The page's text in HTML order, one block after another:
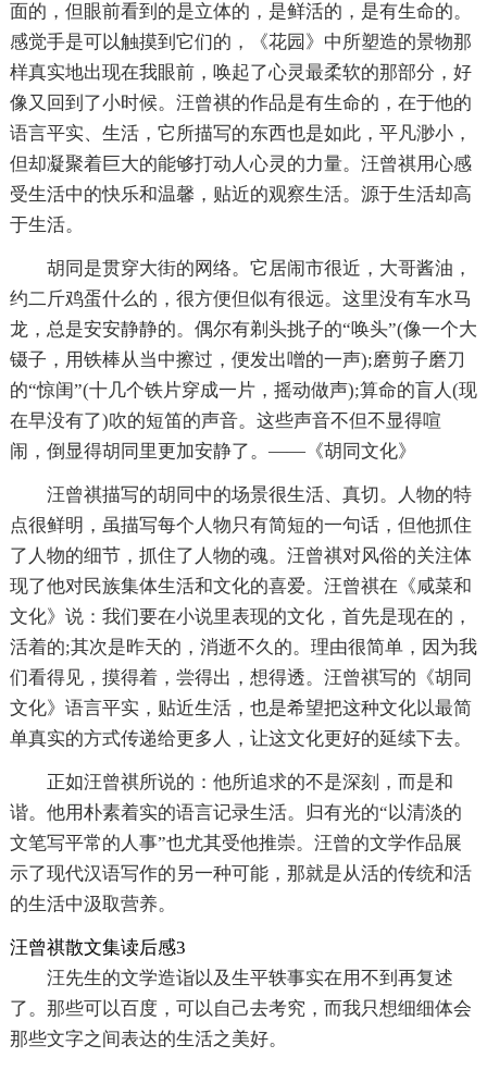
面的，但眼前看到的是立体的，是鲜活的，是有生命的。
感觉手是可以触摸到它们的，《花园》中所塑造的景物那
样真实地出现在我眼前，唤起了心灵最柔软的那部分，好
像又回到了小时候。汪曾祺的作品是有生命的，在于他的
语言平实、生活，它所描写的东西也是如此，平凡渺小，
但却凝聚着巨大的能够打动人心灵的力量。汪曾祺用心感
受生活中的快乐和温馨，贴近的观察生活。源于生活却高
于生活。
胡同是贯穿大街的网络。它居闹市很近，大哥酱油，
约二斤鸡蛋什么的，很方便但似有很远。这里没有车水马
龙，总是安安静静的。偶尔有剃头挑子的“唤头”(像一个大
镊子，用铁棒从当中擦过，便发出噌的一声);磨剪子磨刀
的“惊闺”(十几个铁片穿成一片，摇动做声);算命的盲人(现
在早没有了)吹的短笛的声音。这些声音不但不显得喧
闹，倒显得胡同里更加安静了。——《胡同文化》
汪曾祺描写的胡同中的场景很生活、真切。人物的特
点很鲜明，虽描写每个人物只有简短的一句话，但他抓住
了人物的细节，抓住了人物的魂。汪曾祺对风俗的关注体
现了他对民族集体生活和文化的喜爱。汪曾祺在《咸菜和
文化》说：我们要在小说里表现的文化，首先是现在的，
活着的;其次是昨天的，消逝不久的。理由很简单，因为我
们看得见，摸得着，尝得出，想得透。汪曾祺写的《胡同
文化》语言平实，贴近生活，也是希望把这种文化以最简
单真实的方式传递给更多人，让这文化更好的延续下去。
正如汪曾祺所说的：他所追求的不是深刻，而是和
谐。他用朴素着实的语言记录生活。归有光的“以清淡的
文笔写平常的人事”也尤其受他推崇。汪曾的文学作品展
示了现代汉语写作的另一种可能，那就是从活的传统和活
的生活中汲取营养。
汪曾祺散文集读后感3
汪先生的文学造诣以及生平轶事实在用不到再复述
了。那些可以百度，可以自己去考究，而我只想细细体会
那些文字之间表达的生活之美好。